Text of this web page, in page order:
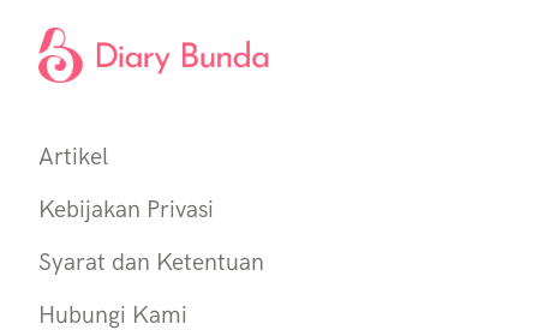
Artikel
Kebijakan Privasi
Syarat dan Ketentuan
Hubungi Kami